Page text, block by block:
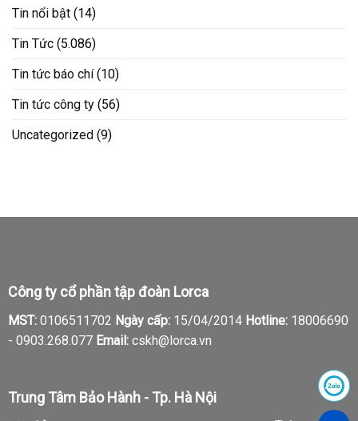
Tin nổi bật (14)
Tin Tức (5.086)
Tin tức báo chí(10)
Tin tức công ty (56)
Uncategorized (9)
Công ty cổ phần tập đoàn Lorca
MST:0106511702 Ngày cấp:15/04/2014 Hotline:18006690
- 0903.268.077 Email:cskh@lorca.vn
Trung Tâm Bảo Hành - Tp. Hà Nội